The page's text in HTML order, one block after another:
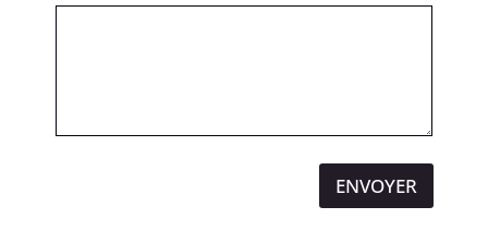
ENVOYER